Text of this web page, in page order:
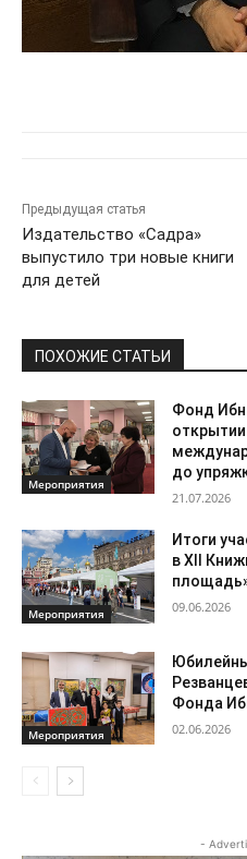
Предыдущая статья
Издательство «Садра»
выпустило три новые книги
для детей
ПОХОЖИЕ СТАТЬИ
Мероприятия
Фонд Ибн
открытии
до
21.07.2026
Мероприятия
Итоги
в XII
09.06.2026
Мероприятия
Фонда
02.06.2026
-